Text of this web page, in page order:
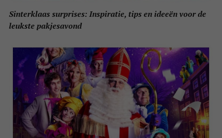
Sinterklaas surprises: Inspiratie, tips en ideeën voor de
leukste pakjesavond